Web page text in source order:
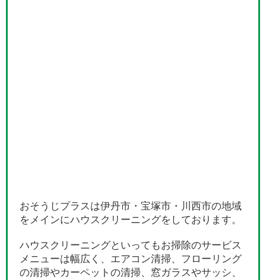
おそうじプラスは伊丹市・宝塚市・川西市の地域
をメインにハウスクリーニングをしております。
ハウスクリーニングといってもお掃除のサービス
メニューは幅広く、エアコン清掃、フローリング
の清掃やカーペットの清掃、窓ガラスやサッシ、